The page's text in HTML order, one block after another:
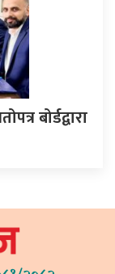
बोर्डद्वारा